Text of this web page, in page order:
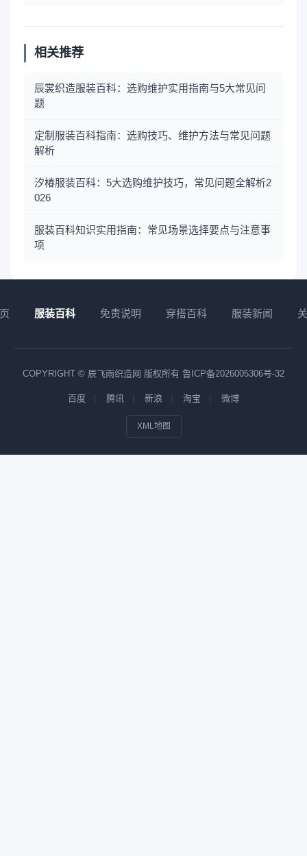
相关推荐
辰裳织造服装百科：选购维护实用指南与5大常见问
题
定制服装百科指南：选购技巧、维护方法与常见问题
解析
汐椿服装百科：5大选购维护技巧，常见问题全解析2
026
服装百科知识实用指南：常见场景选择要点与注意事
项
服装百科 免责说明 穿搭百科 服装新闻
COPYRIGHT © 辰飞雨织造网 版权所有 鲁ICP备2026005306号-32
百度 腾讯 新浪 淘宝 微博
XML地图